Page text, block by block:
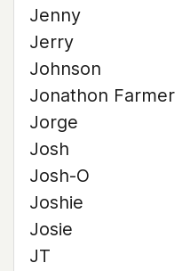
Jenny
Jerry
Johnson
Jonathon Farmer
Jorge
Josh
Josh-O
Joshie
Josie
JT